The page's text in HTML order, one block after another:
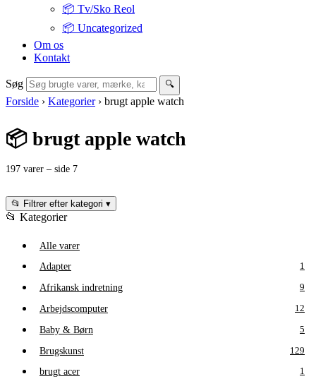
📦 Tv/Sko Reol
📦 Uncategorized
Om os
Kontakt
Søg 🔍
Forside › Kategorier › brugt apple watch
📦 brugt apple watch
197 varer – side 7
📂 Filtrer efter kategori ▾
📂 Kategorier
Alle varer
Adapter
1
Afrikansk indretning 9
Arbejdscomputer 12
Baby & Børn 5
Brugskunst 129
brugt acer 1